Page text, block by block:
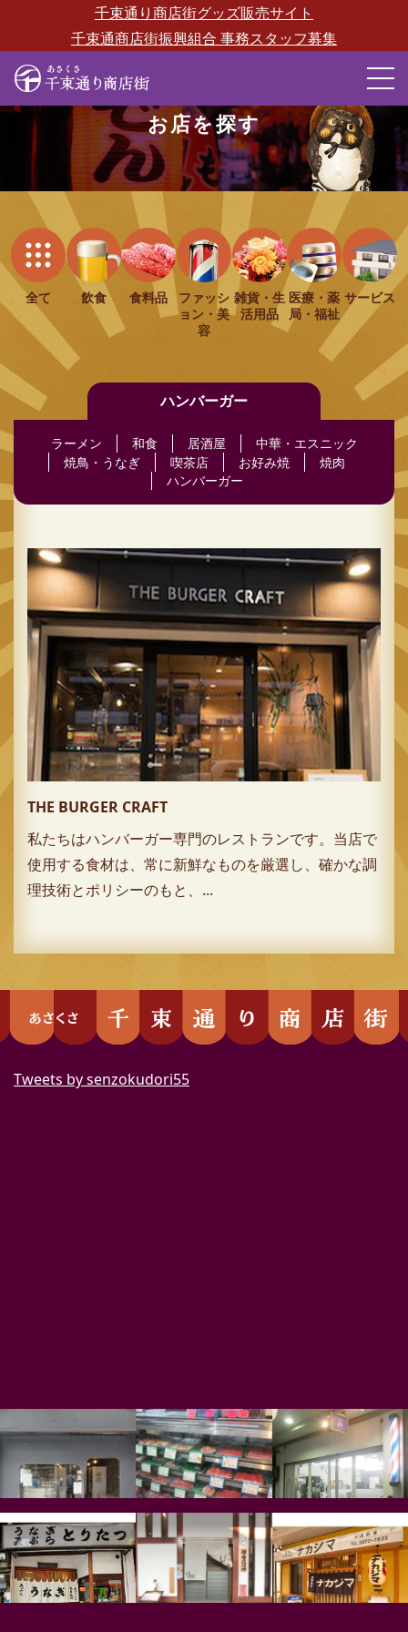
千束通り商店街グッズ販売サイト
千束通商店街振興組合 事務スタッフ募集
お店を探す
全て 飲食 食料品
ファッシ
ョン・美
容
雑貨・生
活用品
医療・薬
局・福祉
サービス
ハンバーガー
ラーメン 和食 居酒屋
中華・エスニック
焼鳥・うなぎ
喫茶店 お好み焼
焼肉
ハンバーガー
THE BURGER CRAFT
私たちはハンバーガー専門のレストランです。当店で
使用する食材は、常に新鮮なものを厳選し、確かな調
理技術とポリシーのもと、...
Tweets by senzokudori55